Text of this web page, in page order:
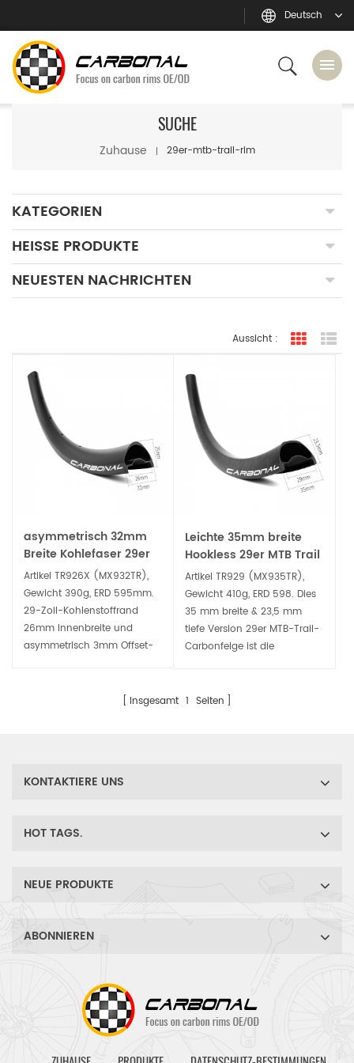
Deutsch
SUCHE
Zuhause 29er-mtb-trail-rim
KATEGORIEN
HEISSE PRODUKTE
NEUESTEN NACHRICHTEN
Aussicht :
asymmetrisch 32mm
Breite Kohlefaser 29er
MTB Trailrand Tubeless
bereit
Artikel TR926X (MX932TR),
Gewicht 390g, ERD 595mm.
29-Zoll-Kohlenstoffrand
26mm Innenbreite und
asymmetrisch 3mm Offset-
Profilbilanzantrieb und
Leichte 35mm breite
Hookless 29er MTB Trail
Carbonfelge
Artikel TR929 (MX935TR),
Gewicht 410g, ERD 598. Dies
35 mm breite & 23,5 mm
tiefe Version 29er MTB-Trail-
Carbonfelge ist die
ist perfekt für All Mountain-
Insgesamt 1 Seiten
KONTAKTIERE UNS
HOT TAGS.
NEUE PRODUKTE
ABONNIEREN